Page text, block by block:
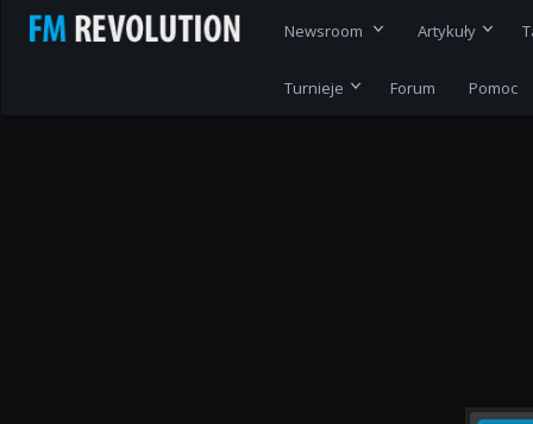
Newsroom Artykuły
Turnieje Forum Pomoc